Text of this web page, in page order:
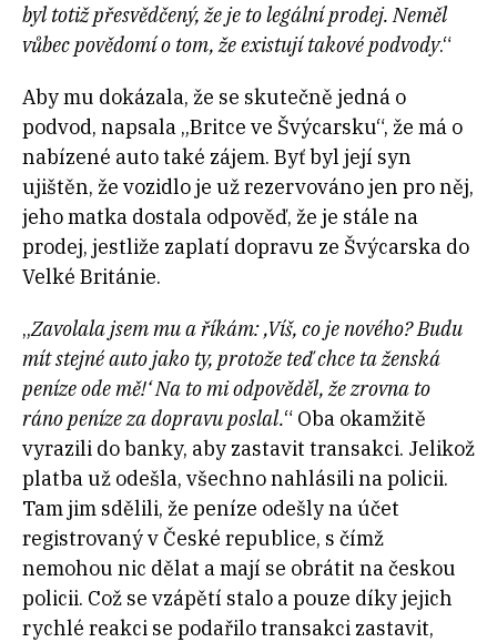
byl totiž přesvědčený, že je to legální prodej. Neměl
vůbec povědomí o tom, že existují takové podvody.“
Aby mu dokázala, že se skutečně jedná o
podvod, napsala „Britce ve Švýcarsku“, že má o
nabízené auto také zájem. Byť byl její syn
ujištěn, že vozidlo je už rezervováno jen pro něj,
jeho matka dostala odpověď, že je stále na
prodej, jestliže zaplatí dopravu ze Švýcarska do
Velké Británie.
„Zavolala jsem mu a říkám: ‚Víš, co je nového? Budu
mít stejné auto jako ty, protože teď chce ta ženská
peníze ode mě!‘ Na to mi odpověděl, že zrovna to
ráno peníze za dopravu poslal.“ Oba okamžitě
vyrazili do banky, aby zastavit transakci. Jelikož
platba už odešla, všechno nahlásili na policii.
Tam jim sdělili, že peníze odešly na účet
registrovaný v České republice, s čímž
nemohou nic dělat a mají se obrátit na českou
policii. Což se vzápětí stalo a pouze díky jejich
rychlé reakci se podařilo transakci zastavit,